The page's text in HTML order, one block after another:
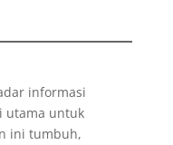
informasi
utama untuk
ini tumbuh,